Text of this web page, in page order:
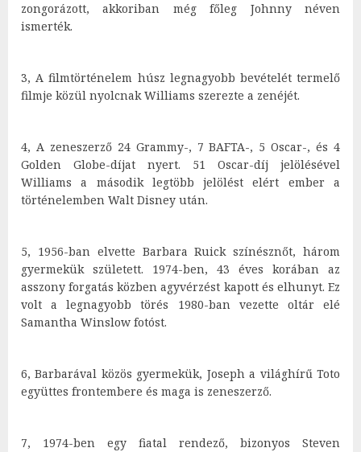
zongorázott, akkoriban még főleg Johnny néven
ismerték.
3, A filmtörténelem húsz legnagyobb bevételét termelő
filmje közül nyolcnak Williams szerezte a zenéjét.
4, A zeneszerző 24 Grammy-, 7 BAFTA-, 5 Oscar-, és 4
Golden Globe-díjat nyert. 51 Oscar-díj jelölésével
Williams a második legtöbb jelölést elért ember a
történelemben Walt Disney után.
5, 1956-ban elvette Barbara Ruick színésznőt, három
gyermekük született. 1974-ben, 43 éves korában az
asszony forgatás közben agyvérzést kapott és elhunyt. Ez
volt a legnagyobb törés 1980-ban vezette oltár elé
Samantha Winslow fotóst.
6, Barbarával közös gyermekük, Joseph a világhírű Toto
együttes frontembere és maga is zeneszerző.
7, 1974-ben egy fiatal rendező, bizonyos Steven